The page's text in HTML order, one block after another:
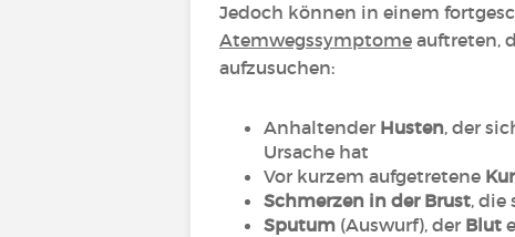
Jedoch können in einem
Atemwegssymptome auftreten,
aufzusuchen:
Anhaltender Husten, der
Ursache hat
Vor kurzem aufgetretene
Schmerzen in der Brust, die
Sputum (Auswurf), der Blut